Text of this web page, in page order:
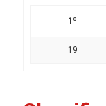
1º
19